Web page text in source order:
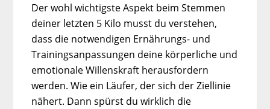
Der wohl wichtigste Aspekt beim Stemmen
deiner letzten 5 Kilo musst du verstehen,
dass die notwendigen Ernährungs- und
Trainingsanpassungen deine körperliche und
emotionale Willenskraft herausfordern
werden. Wie ein Läufer, der sich der Ziellinie
nähert. Dann spürst du wirklich die